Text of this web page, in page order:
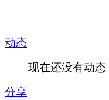
动态
现在还没有动态
分享